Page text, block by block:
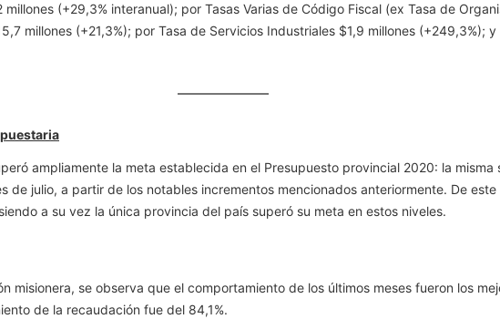
(+29,3% interanual); por Tasas Varias de Código Fiscal (ex Tasa de
millones (+21,3%); por Tasa de Servicios Industriales $1,9 millones (+249,3%);
ampliamente la meta establecida en el Presupuesto provincial 2020: la misma
de julio, a partir de los notables incrementos mencionados anteriormente. De
a su vez la única provincia del país superó su meta en estos niveles.
misionera, se observa que el comportamiento de los últimos meses fueron los
de la recaudación fue del 84,1%.